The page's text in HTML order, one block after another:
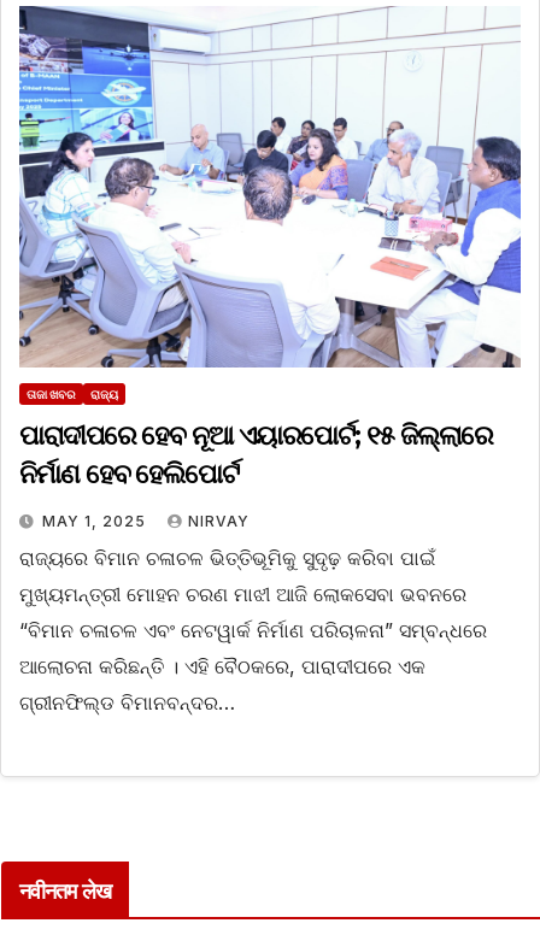
ତାଜା ଖବର ରାଜ୍ୟ
ପାରାଦୀପରେ ହେବ ନୂଆ ଏୟାରପୋର୍ଟ; ୧୫ ଜିଲ୍ଲାରେ
ନିର୍ମାଣ ହେବ ହେଲିପୋର୍ଟ
MAY 1, 2025 NIRVAY
ରାଜ୍ୟରେ ବିମାନ ଚଳାଚଳ ଭିତ୍ତିଭୂମିକୁ ସୁଦୃଢ଼ କରିବା ପାଇଁ
ମୁଖ୍ୟମନ୍ତ୍ରୀ ମୋହନ ଚରଣ ମାଝୀ ଆଜି ଲୋକସେବା ଭବନରେ
“ବିମାନ ଚଳାଚଳ ଏବଂ ନେଟୱାର୍କ ନିର୍ମାଣ ପରିଚାଳନା” ସମ୍ବନ୍ଧରେ
ଆଲୋଚନା କରିଛନ୍ତି । ଏହି ବୈଠକରେ, ପାରାଦୀପରେ ଏକ
ଗ୍ରୀନଫିଲ୍ଡ ବିମାନବନ୍ଦର…
नवीनतम लेख